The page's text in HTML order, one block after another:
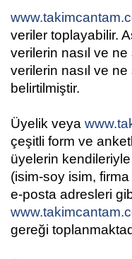
veriler toplayabilir.
verilerin nasıl ve ne
verilerin nasıl ve
belirtilmiştir.
Üyelik veya
çeşitli form ve
üyelerin
(isim-soy isim,
e-posta adresleri
gereği